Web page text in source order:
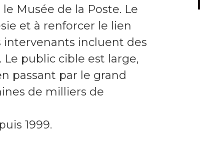
Musée de la Poste. Le
et à renforcer le lien
intervenants incluent des
public cible est large,
passant par le grand
de milliers de
1999.